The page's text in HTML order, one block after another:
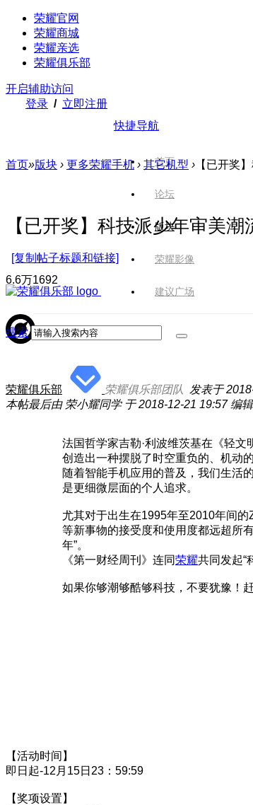
荣耀官网
荣耀商城
荣耀亲选
荣耀俱乐部
开启辅助访问
登录 / 立即注册
快捷导航
首页
论坛
版块
荣耀影像
建议广场
搜索
首页»版块 › 更多荣耀手机 › 其它机型 › 【已开奖
【已开奖】科技派少年审美潮
[复制帖子标题和链接]
6.6万1692
荣耀俱乐部 荣耀俱乐部团队 发表于
本帖最后由 荣小耀同学 于 2018-12-21 19:57 编辑
法国哲学家吉勒·利波维茨基在《轻
创造出一种摆脱了时空重负的、机动的
随着智能手机应用的普及，我们生活
是更细微层面的个人追求。
尤其对于出生在1995年至2010年间
等新事物的接受度和使用度都远超所
年”。
《第一财经周刊》连同荣耀共同发起“
如果你够潮够酷够科技，不要犹豫！
【活动时间】
即日起-12月15日23：59:59
【奖项设置】